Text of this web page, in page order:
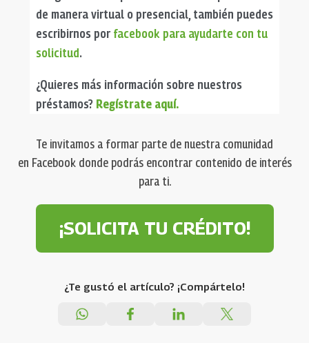
de manera virtual o presencial, también puedes
escribirnos por facebook para ayudarte con tu
solicitud.
¿Quieres más información sobre nuestros
préstamos? Regístrate aquí.
Te invitamos a formar parte de nuestra comunidad
en Facebook donde podrás encontrar contenido de interés
para ti.
¡SOLICITA TU CRÉDITO!
¿Te gustó el artículo? ¡Compártelo!